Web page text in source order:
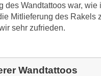
des Wandtattoos war,
Mitlieferung des Rakels
sehr zufrieden.
Wandtattoos